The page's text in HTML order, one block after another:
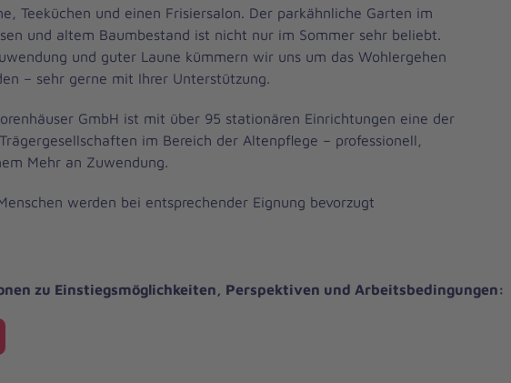
Teeküchen und einen Frisiersalon. Der parkähnliche Garten im
und altem Baumbestand ist nicht nur im Sommer sehr beliebt.
und guter Laune kümmern wir uns um das Wohlergehen
– sehr gerne mit Ihrer Unterstützung.
GmbH ist mit über 95 stationären Einrichtungen eine der
im Bereich der Altenpflege – professionell,
Mehr an Zuwendung.
werden bei entsprechender Eignung bevorzugt
zu Einstiegsmöglichkeiten, Perspektiven und Arbeitsbedingungen: